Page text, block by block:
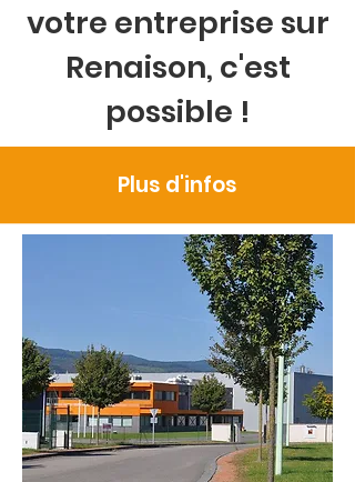
votre entreprise sur
Renaison, c'est
possible !
Plus d'infos